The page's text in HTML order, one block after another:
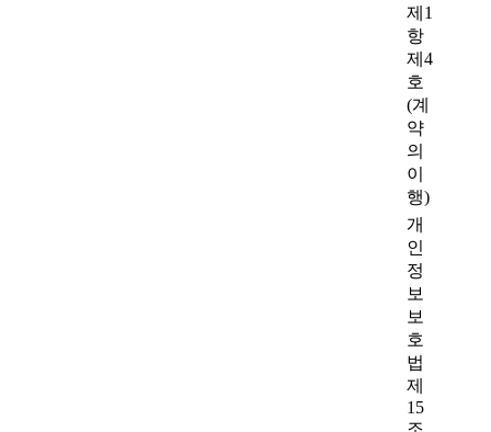
제1
항
제4
호
(계
약
의
이
행)
개
인
정
보
보
호
법
제
15
조